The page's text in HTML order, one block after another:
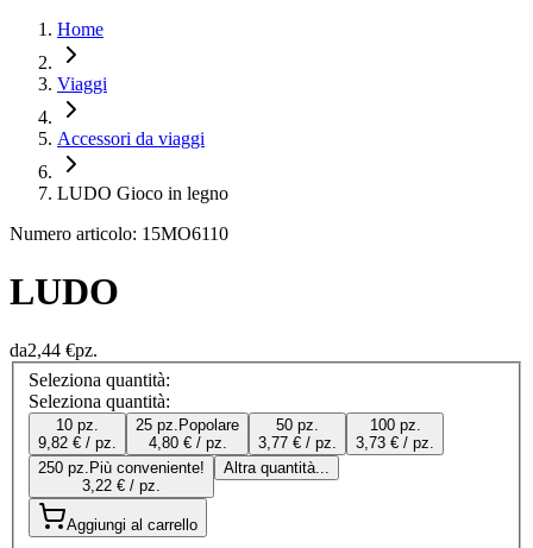
Home
Viaggi
Accessori da viaggi
LUDO Gioco in legno
Numero articolo: 15MO6110
LUDO
da2,44 €pz.
Seleziona quantità:
Seleziona quantità:
10 pz.
9,82 € / pz.
25 pz. Popolare
4,80 € / pz.
50 pz.
3,77 € / pz.
100 pz.
3,73 € / pz.
250 pz. Più conveniente!
3,22 € / pz.
Altra quantità...
Aggiungi al carrello